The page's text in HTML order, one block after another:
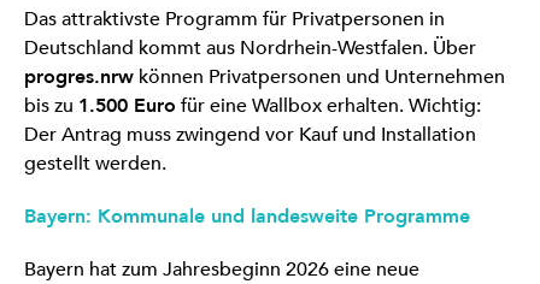
Das attraktivste Programm für Privatpersonen in
Deutschland kommt aus Nordrhein-Westfalen. Über
progres.nrw können Privatpersonen und Unternehmen
bis zu 1.500 Euro für eine Wallbox erhalten. Wichtig:
Der Antrag muss zwingend vor Kauf und Installation
gestellt werden.
Bayern: Kommunale und landesweite Programme
Bayern hat zum Jahresbeginn 2026 eine neue